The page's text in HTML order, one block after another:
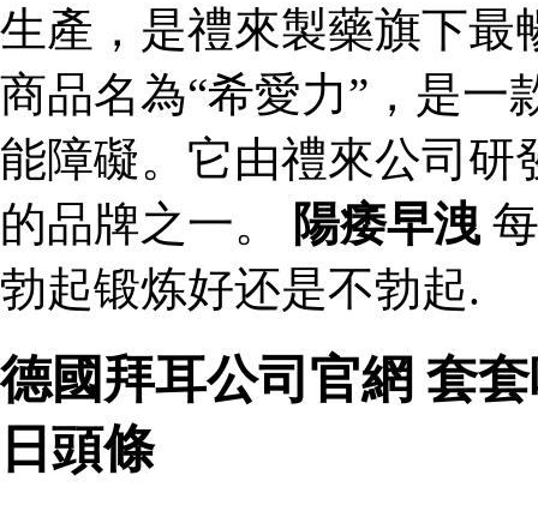
生產，是禮來製藥旗下最
商品名為“希愛力”，是一
能障礙。它由禮來公司研
的品牌之一。
陽痿早洩
勃起锻炼好还是不勃起.
德國拜耳公司官網 套
日頭條